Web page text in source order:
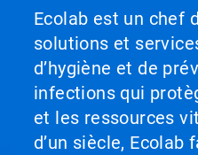
Ecolab est un chef
solutions et
d’hygiène et de
infections qui
et les ressources
d’un siècle, Ecolab